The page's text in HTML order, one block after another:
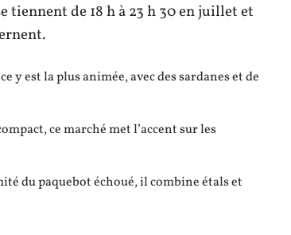
de 18 h à 23 h 30 en juillet et
y est la plus animée, avec des sardanes et de
ce marché met l’accent sur les
du paquebot échoué, il combine étals et